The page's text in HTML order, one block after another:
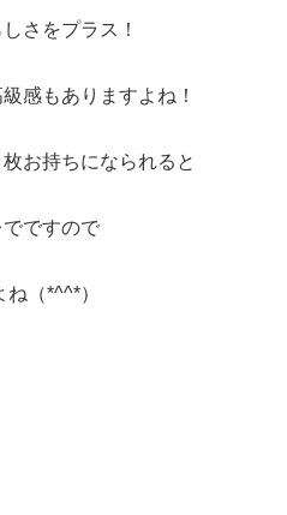
さをプラス！
感もありますよね！
お持ちになられると
ですので
（*^^*）